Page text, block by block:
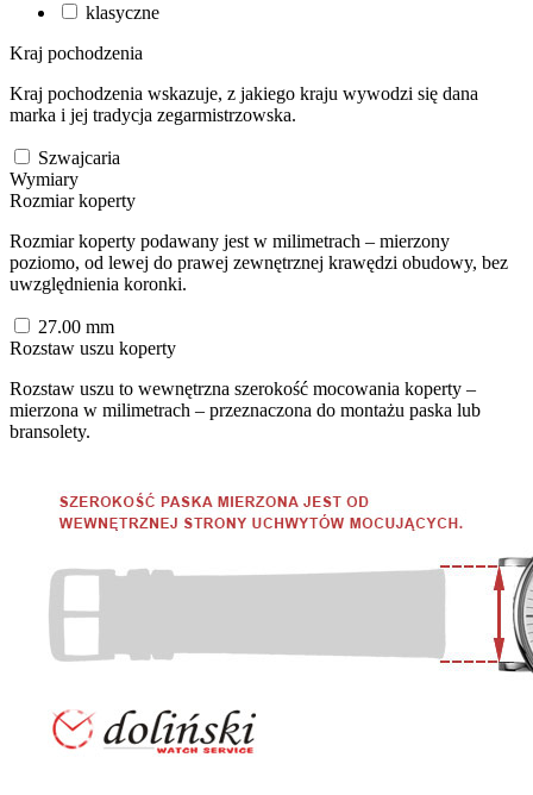
klasyczne
Kraj pochodzenia
Kraj pochodzenia wskazuje, z jakiego kraju wywodzi się dana
marka i jej tradycja zegarmistrzowska.
Szwajcaria
Wymiary
Rozmiar koperty
Rozmiar koperty podawany jest w milimetrach – mierzony
poziomo, od lewej do prawej zewnętrznej krawędzi obudowy, bez
uwzględnienia koronki.
27.00 mm
Rozstaw uszu koperty
Rozstaw uszu to wewnętrzna szerokość mocowania koperty –
mierzona w milimetrach – przeznaczona do montażu paska lub
bransolety.